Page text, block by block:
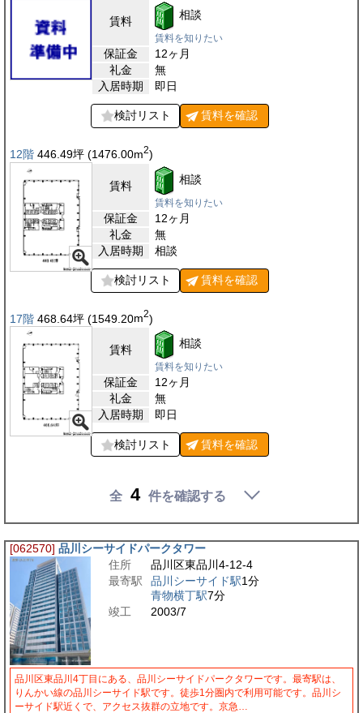
賃料 相談
賃料を知りたい
保証金
12ヶ月
礼金
無
入居時期
即日
検討リスト 賃料を確認
12階 446.49坪 (1476.00m2)
賃料 相談
賃料を知りたい
保証金
12ヶ月
礼金
無
入居時期
相談
検討リスト 賃料を確認
17階 468.64坪 (1549.20m2)
賃料 相談
賃料を知りたい
保証金
12ヶ月
礼金
無
入居時期
即日
検討リスト 賃料を確認
全 4 件を確認する
[062570] 品川シーサイドパークタワー
住所
品川区東品川4-12-4
最寄駅
品川シーサイド駅1分
青物横丁駅7分
竣工
2003/7
品川区東品川4丁目にある、品川シーサイドパークタワーです。最寄駅は、
りんかい線の品川シーサイド駅です。徒歩1分圏内で利用可能です。品川シ
ーサイド駅近くで、アクセス抜群の立地です。京急…